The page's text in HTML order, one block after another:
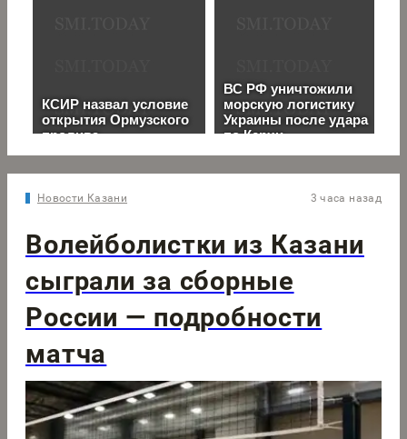
Новости Казани 3 часа назад
Волейболистки из Казани
сыграли за сборные
России — подробности
матча